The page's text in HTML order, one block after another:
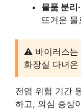
물품 분리
뜨거운 물
⚠️ 바이러스는
화장실 다녀
전염 위험 기간
하고, 의심 증상